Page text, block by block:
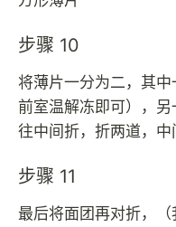
步骤 10
将薄片一分为二，其
前室温解冻即可），
往中间折，折两道，中
步骤 11
最后将面团再对折，